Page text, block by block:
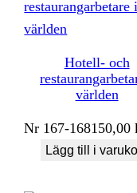
Hotell- och
världen
Nr 167-168150,00
Lägg till i